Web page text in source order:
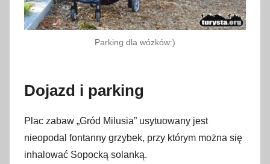
Parking dla wózków:)
Dojazd i parking
Plac zabaw „Gród Milusia” usytuowany jest
nieopodal fontanny grzybek, przy którym można się
inhalować Sopocką solanką.